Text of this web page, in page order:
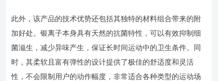
此外，该产品的技术优势还包括其独特的材料组合带来的附
加好处。银离子本身具有天然的抗菌特性，可以有效抑制细
菌滋生，减少异味产生，保证长时间运动中的卫生条件。同
时，其柔软且富有弹性的设计提供了极佳的舒适度和灵活
性，不会限制用户的动作幅度，非常适合各种类型的运动场